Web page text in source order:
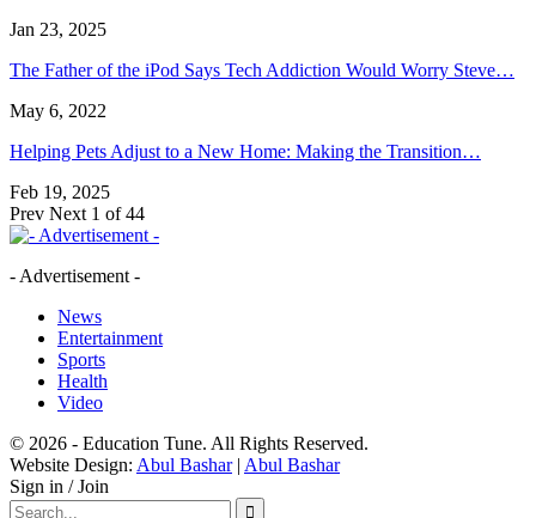
Jan 23, 2025
The Father of the iPod Says Tech Addiction Would Worry Steve…
May 6, 2022
Helping Pets Adjust to a New Home: Making the Transition…
Feb 19, 2025
Prev Next 1 of 44
- Advertisement -
News
Entertainment
Sports
Health
Video
© 2026 - Education Tune. All Rights Reserved.
Website Design: Abul Bashar| Abul Bashar
Sign in / Join